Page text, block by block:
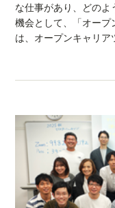
な仕事があり、どのよ
機会として、「オープ
は、オープンキャリア